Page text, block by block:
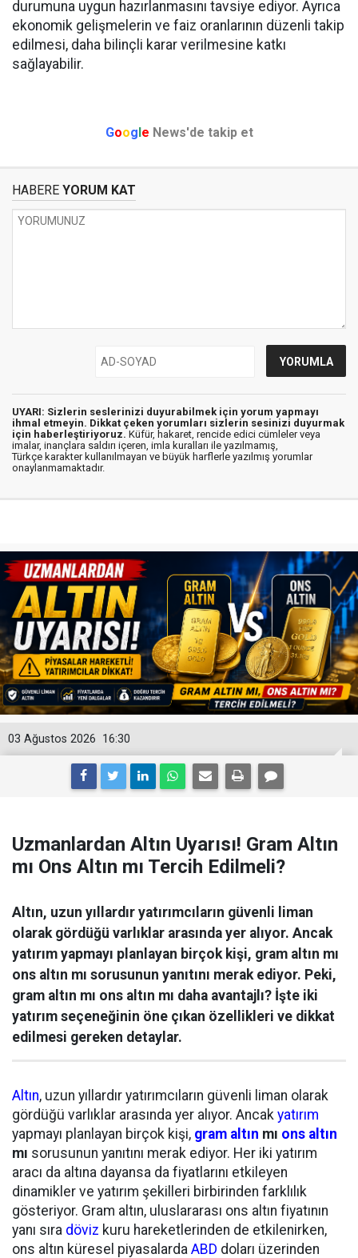
durumuna uygun hazırlanmasını tavsiye ediyor. Ayrıca
ekonomik gelişmelerin ve faiz oranlarının düzenli takip
edilmesi, daha bilinçli karar verilmesine katkı
sağlayabilir.
Google News'de takip et
HABERE YORUM KAT
UYARI: Sizlerin seslerinizi duyurabilmek için yorum yapmayı
ihmal etmeyin. Dikkat çeken yorumları sizlerin sesinizi duyurmak
için haberleştiriyoruz. Küfür, hakaret, rencide edici cümleler veya
imalar, inançlara saldırı içeren, imla kuralları ile yazılmamış,
Türkçe karakter kullanılmayan ve büyük harflerle yazılmış yorumlar
onaylanmamaktadır.
16:30
03 Ağustos 2026
Uzmanlardan Altın Uyarısı! Gram Altın
mı Ons Altın mı Tercih Edilmeli?
Altın, uzun yıllardır yatırımcıların güvenli liman
olarak gördüğü varlıklar arasında yer alıyor. Ancak
yatırım yapmayı planlayan birçok kişi, gram altın mı
ons altın mı sorusunun yanıtını merak ediyor. Peki,
gram altın mı ons altın mı daha avantajlı? İşte iki
yatırım seçeneğinin öne çıkan özellikleri ve dikkat
edilmesi gereken detaylar.
Altın, uzun yıllardır yatırımcıların güvenli liman olarak
gördüğü varlıklar arasında yer alıyor. Ancak yatırım
yapmayı planlayan birçok kişi, gram altın mı ons altın
mı sorusunun yanıtını merak ediyor. Her iki yatırım
aracı da altına dayansa da fiyatlarını etkileyen
dinamikler ve yatırım şekilleri birbirinden farklılık
gösteriyor. Gram altın, uluslararası ons altın fiyatının
yanı sıra döviz kuru hareketlerinden de etkilenirken,
ons altın küresel piyasalarda ABD doları üzerinden